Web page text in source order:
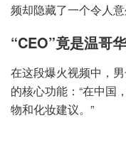
频却隐藏了一个令人意
“CEO”竟是温哥
在这段爆火视频中，
的核心功能：“在中国
物和化妆建议。”